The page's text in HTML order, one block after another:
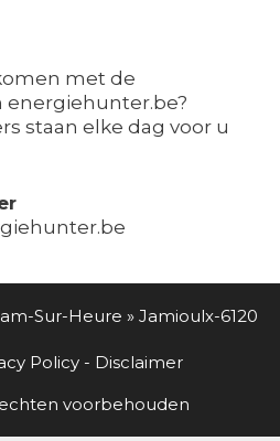
met de
energiehunter.be?
staan elke dag voor u
Sur-Heure » Jamioulx-6120
Policy - Disclaimer
voorbehouden